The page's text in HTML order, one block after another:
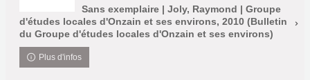
Sans exemplaire | Joly, Raymond | Groupe
d'études locales d'Onzain et ses environs, 2010 (Bulletin
du Groupe d'études locales d'Onzain et ses environs)
Plus d'infos